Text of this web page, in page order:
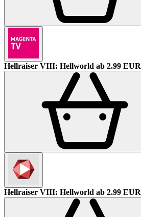
Hellraiser VIII: Hellworld ab 2.99 EUR
Hellraiser VIII: Hellworld ab 2.99 EUR